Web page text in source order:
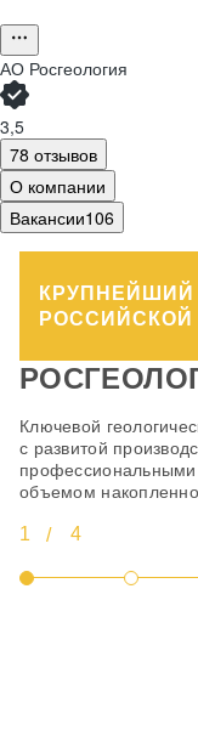
АО Росгеология
3,5
78 отзывов
О компании
Вакансии106
КРУПНЕЙШИЙ
РОССИЙСКОЙ
Ключевой
с развитой
объемом
1 4